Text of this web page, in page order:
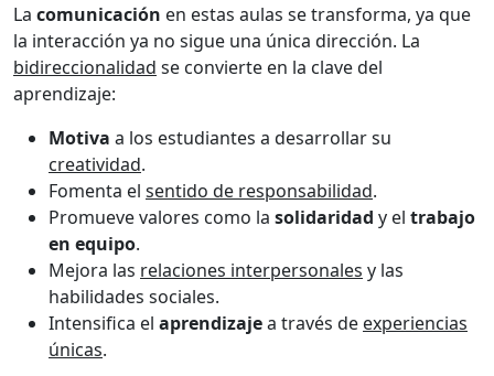
La comunicación en estas aulas se transforma, ya que
la interacción ya no sigue una única dirección. La
bidireccionalidad se convierte en la clave del
aprendizaje:
Motiva a los estudiantes a desarrollar su
creatividad.
Fomenta el sentido de responsabilidad.
Promueve valores como la solidaridad y el trabajo
en equipo.
Mejora las relaciones interpersonales y las
habilidades sociales.
Intensifica el aprendizajea través de experiencias
únicas.